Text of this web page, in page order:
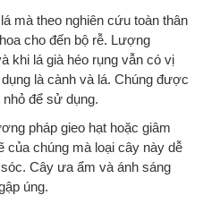
mà theo nghiên cứu toàn thân
cho đến bộ rễ. Lượng
khi lá già héo rụng vẫn có vị
là cành và lá. Chúng được
để sử dụng.
pháp gieo hạt hoặc giâm
chúng mà loại cây này dễ
Cây ưa ẩm và ánh sáng
úng.